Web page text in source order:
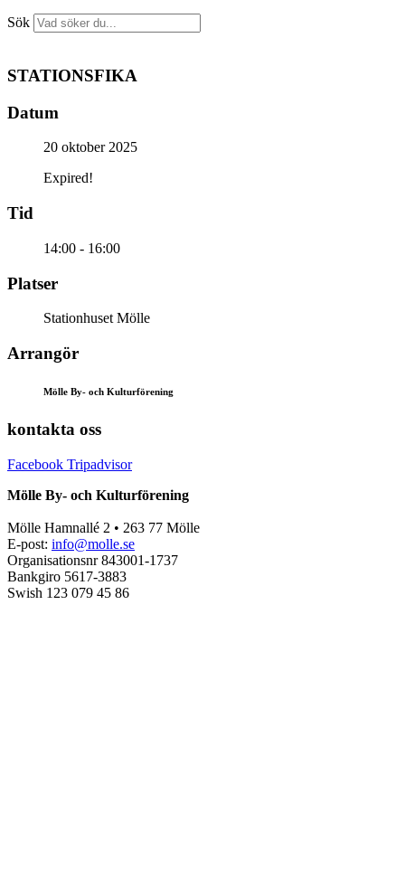
Sök
STATIONSFIKA
Datum
20 oktober 2025
Expired!
Tid
14:00 - 16:00
Platser
Stationhuset Mölle
Arrangör
Mölle By- och Kulturförening
kontakta oss
Facebook Tripadvisor
Mölle By- och Kulturförening
Mölle Hamnallé 2 • 263 77 Mölle
E-post: info@molle.se
Organisationsnr 843001-1737
Bankgiro 5617-3883
Swish 123 079 45 86